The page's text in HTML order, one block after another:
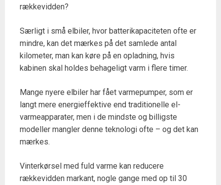
rækkevidden?
Særligt i små elbiler, hvor batterikapaciteten ofte er
mindre, kan det mærkes på det samlede antal
kilometer, man kan køre på en opladning, hvis
kabinen skal holdes behageligt varm i flere timer.
Mange nyere elbiler har fået varmepumper, som er
langt mere energieffektive end traditionelle el-
varmeapparater, men i de mindste og billigste
modeller mangler denne teknologi ofte – og det kan
mærkes.
Vinterkørsel med fuld varme kan reducere
rækkevidden markant, nogle gange med op til 30